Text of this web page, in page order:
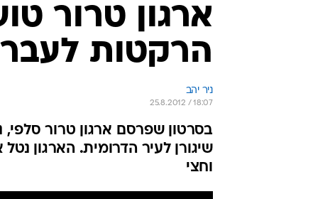
ארגון טרור
הרקטות
ניר יהב
25.8.2012 / 18:07
בסרטון שפרסם ארגון טרור
שיגורן לעיר הדרומית. הארגון
וחצי